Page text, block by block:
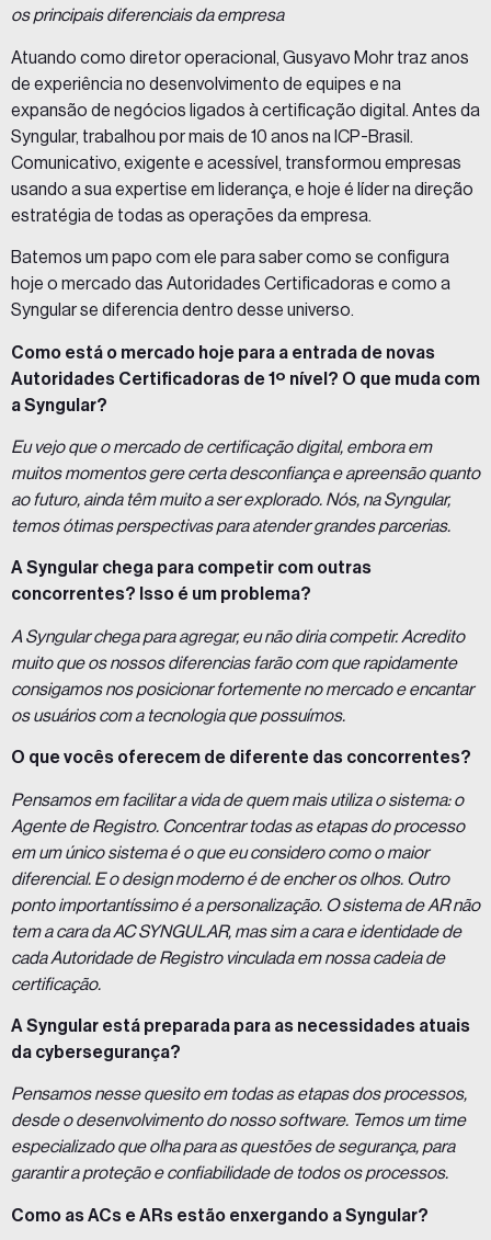
os principais diferenciais da empresa
Atuando como diretor operacional, Gusyavo Mohr traz anos
de experiência no desenvolvimento de equipes e na
expansão de negócios ligados à certificação digital. Antes da
Syngular, trabalhou por mais de 10 anos na ICP-Brasil.
Comunicativo, exigente e acessível, transformou empresas
usando a sua expertise em liderança, e hoje é líder na direção
estratégia de todas as operações da empresa.
Batemos um papo com ele para saber como se configura
hoje o mercado das Autoridades Certificadoras e como a
Syngular se diferencia dentro desse universo.
Como está o mercado hoje para a entrada de novas
Autoridades Certificadoras de 1º nível? O que muda com
a Syngular?
Eu vejo que o mercado de certificação digital, embora em
muitos momentos gere certa desconfiança e apreensão quanto
ao futuro, ainda têm muito a ser explorado. Nós, na Syngular,
temos ótimas perspectivas para atender grandes parcerias.
A Syngular chega para competir com outras
concorrentes? Isso é um problema?
A Syngular chega para agregar, eu não diria competir. Acredito
muito que os nossos diferencias farão com que rapidamente
consigamos nos posicionar fortemente no mercado e encantar
os usuários com a tecnologia que possuímos.
O que vocês oferecem de diferente das concorrentes?
Pensamos em facilitar a vida de quem mais utiliza o sistema: o
Agente de Registro. Concentrar todas as etapas do processo
em um único sistema é o que eu considero como o maior
diferencial. E o design moderno é de encher os olhos. Outro
ponto importantíssimo é a personalização. O sistema de AR não
tem a cara da AC SYNGULAR, mas sim a cara e identidade de
cada Autoridade de Registro vinculada em nossa cadeia de
certificação.
A Syngular está preparada para as necessidades atuais
da cybersegurança?
Pensamos nesse quesito em todas as etapas dos processos,
desde o desenvolvimento do nosso software. Temos um time
especializado que olha para as questões de segurança, para
garantir a proteção e confiabilidade de todos os processos.
Como as ACs e ARs estão enxergando a Syngular?